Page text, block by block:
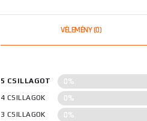
VÉLEMÉNY(0)
5 CSILLAGOT 0%
4 CSILLAGOK 0%
3 CSILLAGOK 0%